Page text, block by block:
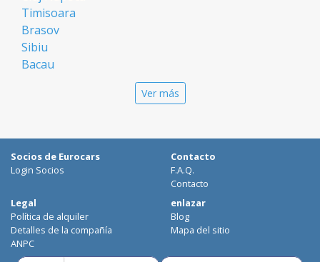
Timisoara
Brasov
Sibiu
Bacau
Galati
Suceava
Focsani
Targoviste
Ploiesti
Craiova
Ver más
Socios de Eurocars
Login Socios
Contacto
F.A.Q.
Contacto
Legal
Política de alquiler
Detalles de la compañía
ANPC
enlazar
Blog
Mapa del sitio